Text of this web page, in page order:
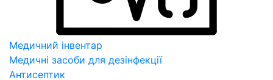
Медичний інвентар
Медичні засоби для дезінфекції
Антисептик